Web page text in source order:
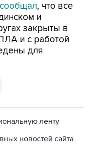
сообщал, что все
и
закрыты в
и с работой
для
ленту
новостей сайта